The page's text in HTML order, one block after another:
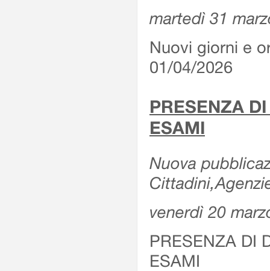
martedì 31
Nuovi giorni e
01/04/2026
PRESENZA
ESAMI
Nuova
venerdì 20
PRESENZA DI
ESAMI